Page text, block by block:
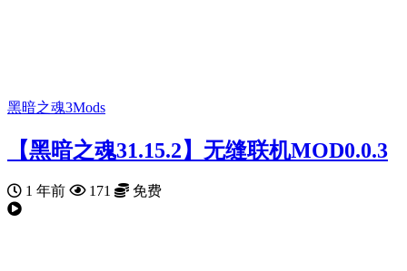
黑暗之魂3Mods
【黑暗之魂31.15.2】无缝联机MOD0.0.3
1 年前 171 免费